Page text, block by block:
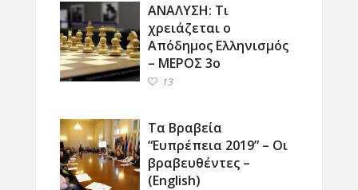
ΑΝΑΛΥΣΗ: Τι
χρειάζεται ο
Απόδημος Ελληνισμός
– ΜΕΡΟΣ 3ο
13
Τα Βραβεία
“Ευπρέπεια 2019” – Οι
βραβευθέντες –
(English)